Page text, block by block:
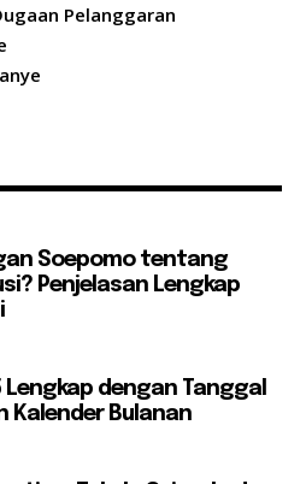
Pelanggaran
Soepomo tentang
Penjelasan Lengkap
dengan Tanggal
Kalender Bulanan